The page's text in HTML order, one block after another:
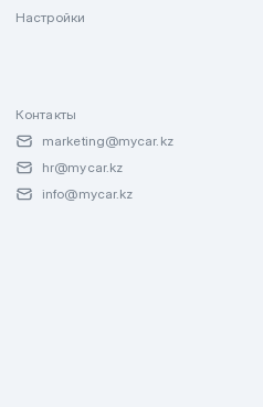
Настройки
Контакты
marketing@mycar.kz
hr@mycar.kz
info@mycar.kz